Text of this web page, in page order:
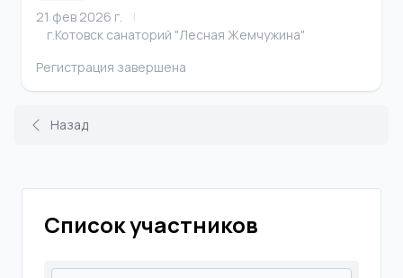
21 фев 2026 г.
|
г.Котовск санаторий "Лесная Жемчужина"
Регистрация завершена
Назад
Список участников